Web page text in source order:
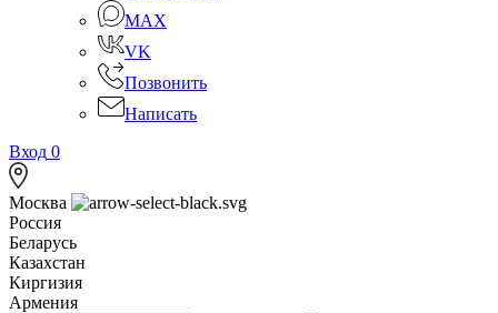
MAX
VK
Позвонить
Написать
Вход 0
Москва
Россия
Беларусь
Казахстан
Киргизия
Армения